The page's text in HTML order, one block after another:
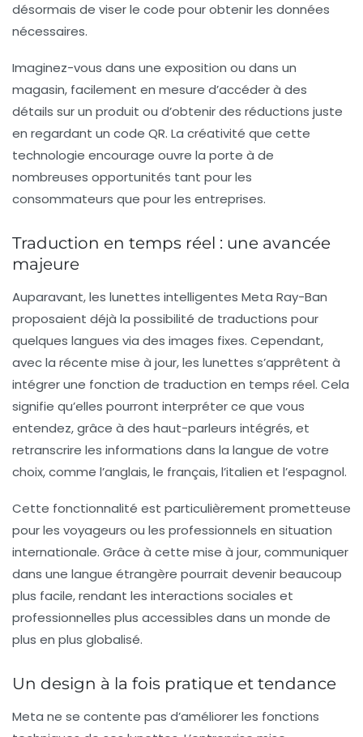
désormais de viser le code pour obtenir les données
nécessaires.
Imaginez-vous dans une exposition ou dans un
magasin, facilement en mesure d’accéder à des
détails sur un produit ou d’obtenir des réductions juste
en regardant un code QR. La créativité que cette
technologie encourage ouvre la porte à de
nombreuses opportunités tant pour les
consommateurs que pour les entreprises.
Traduction en temps réel : une avancée
majeure
Auparavant, les lunettes intelligentes Meta Ray-Ban
proposaient déjà la possibilité de traductions pour
quelques langues via des images fixes. Cependant,
avec la récente mise à jour, les lunettes s’apprêtent à
intégrer une fonction de traduction en temps réel. Cela
signifie qu’elles pourront interpréter ce que vous
entendez, grâce à des haut-parleurs intégrés, et
retranscrire les informations dans la langue de votre
choix, comme l’anglais, le français, l’italien et l’espagnol.
Cette fonctionnalité est particulièrement prometteuse
pour les voyageurs ou les professionnels en situation
internationale. Grâce à cette mise à jour, communiquer
dans une langue étrangère pourrait devenir beaucoup
plus facile, rendant les interactions sociales et
professionnelles plus accessibles dans un monde de
plus en plus globalisé.
Un design à la fois pratique et tendance
Meta ne se contente pas d’améliorer les fonctions